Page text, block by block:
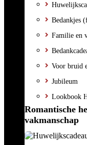
Bedankjes
Familie en
Voor bruid
Jubileum
Lookbook
Romantische
vakmanschap